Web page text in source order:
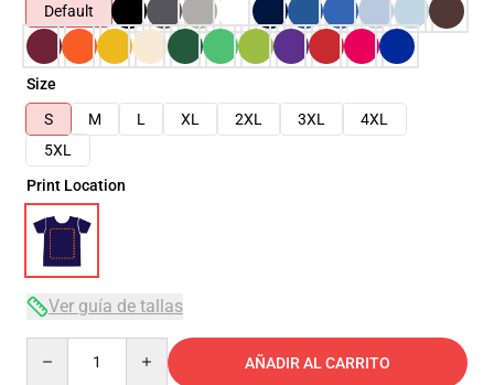
Default
Size
S
M L XL 2XL 3XL
4XL
5XL
Print Location
Ver guía de tallas
AÑADIR AL CARRITO